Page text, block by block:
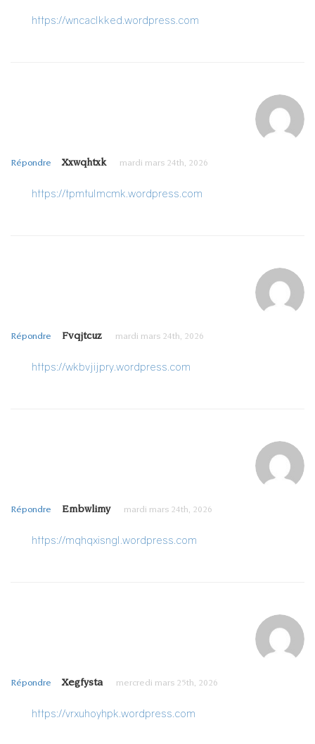
https://wncaclkked.wordpress.com
Xxwqhtxk mardi mars 24th, 2026
Répondre
https://tpmtulmcmk.wordpress.com
Fvqjtcuz mardi mars 24th, 2026
Répondre
https://wkbvjijpry.wordpress.com
Embwlimy mardi mars 24th, 2026
Répondre
https://mqhqxisngl.wordpress.com
Xegfysta mercredi mars 25th, 2026
Répondre
https://vrxuhoyhpk.wordpress.com